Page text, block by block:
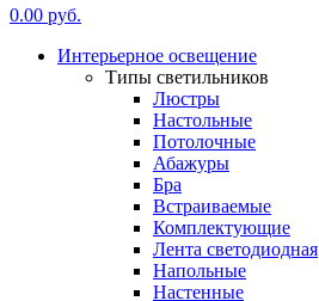
0.00 руб.
Интерьерное освещение
Типы светильников
Люстры
Настольные
Потолочные
Абажуры
Бра
Встраиваемые
Комплектующие
Лента светодиодная
Напольные
Настенные